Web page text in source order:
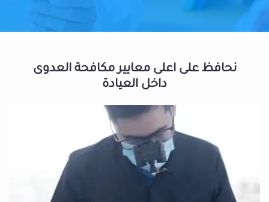
نحافظ على اعلى معايير مكافحة العدوى
داخل العيادة